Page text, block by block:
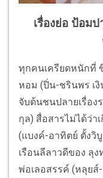
เรื่องย่อ ป้อม
ทุกคนเครียดหนักที่
หอม (ปิ่น-ชรินพร เ
จับต้นชนปลายเรื่อง
กุล) สื่อสารไม่ได้ว่า
(แบงค์-อาทิตย์ ตั้ง
เรือนลีลาวดีของ ลุ
พ่อเลอสรรค์ (หลุย